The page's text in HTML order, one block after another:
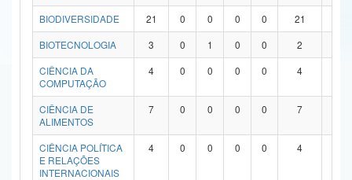
Advocacia-Geral da União
Banco Central do Brasil
BIODIVERSIDADE 21 0 0 0 0 21
BIOTECNOLOGIA
3 0 1 0 0 2
CIÊNCIA DA
COMPUTAÇÃO
4 0 0 0 0 4
CIÊNCIA DE
ALIMENTOS
7 0 0 0 0 7
CIÊNCIA POLÍTICA
E RELAÇÕES
INTERNACIONAIS
4 0 0 0 0 4